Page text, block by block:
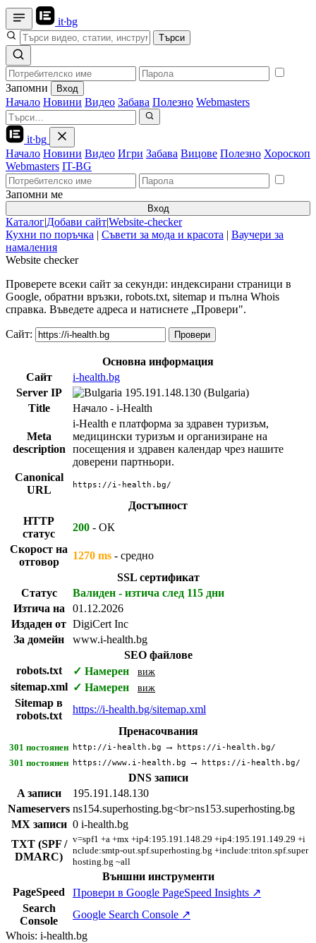
it·bg
Търси
Запомни Вход
Начало Новини Видео Забава Полезно Webmasters
it·bg
Начало Новини Видео Игри Забава Вицове Полезно Хороскоп
Webmasters IT-BG
Запомни ме
Вход
Каталог|Добави сайт|Website-checker
Кухни по поръчка | Съвети за мода и красота | Ваучери за
намаления
Website checker
Проверете всеки сайт за секунди: индексирани страници в
Google, обратни връзки, robots.txt, sitemap и пълна Whois
справка. Въведете адреса и натиснете „Провери".
Сайт: Провери
Основна информация
Сайт
i-health.bg
Server IP
195.191.148.130 (Bulgaria)
Title
Начало - i-Health
Meta
description
i-Health е платформа за здравен туризъм,
медицински туризъм и организиране на
посещения и здравен календар чрез нашите
доверени партньори.
Canonical
URL
https://i-health.bg/
Достъпност
HTTP
статус
200 - ОК
Скорост на
отговор
1270 ms - средно
SSL сертификат
Статус
Валиден - изтича след 115 дни
Изтича на
01.12.2026
Издаден от DigiCert Inc
За домейн
www.i-health.bg
SEO файлове
robots.txt
✓ Намерен виж
sitemap.xml ✓ Намерен виж
Sitemap в
robots.txt
https://i-health.bg/sitemap.xml
Пренасочвания
301 постоянен http://i-health.bg → https://i-health.bg/
301 постоянен https://www.i-health.bg → https://i-health.bg/
DNS записи
A записи
195.191.148.130
Nameservers ns154.superhosting.bg<br>ns153.superhosting.bg
MX записи 0 i-health.bg
TXT (SPF /
DMARC)
v=spf1 +a +mx +ip4:195.191.148.29 +ip4:195.191.149.29 +i
nclude:smtp-out.spf.superhosting.bg +include:triton.spf.super
hosting.bg ~all
Външни инструменти
PageSpeed
Провери в Google PageSpeed Insights ↗
Search
Console
Google Search Console ↗
Whois: i-health.bg